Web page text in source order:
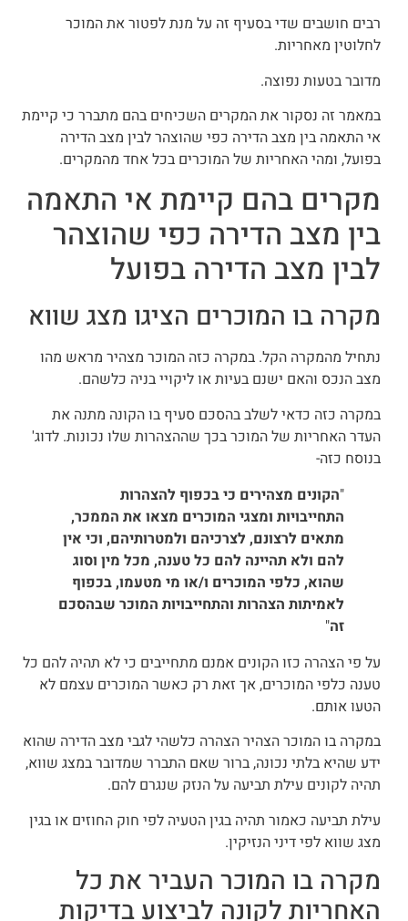
רבים חושבים שדי בסעיף זה על מנת לפטור את המוכר
לחלוטין מאחריות.
מדובר בטעות נפוצה.
במאמר זה נסקור את המקרים השכיחים בהם מתברר כי קיימת
אי התאמה בין מצב הדירה כפי שהוצהר לבין מצב הדירה
בפועל, ומהי האחריות של המוכרים בכל אחד מהמקרים.
מקרים בהם קיימת אי התאמה
בין מצב הדירה כפי שהוצהר
לבין מצב הדירה בפועל
מקרה בו המוכרים הציגו מצג שווא
נתחיל מהמקרה הקל. במקרה כזה המוכר מצהיר מראש מהו
מצב הנכס והאם ישנם בעיות או ליקויי בניה כלשהם.
במקרה כזה כדאי לשלב בהסכם סעיף בו הקונה מתנה את
העדר האחריות של המוכר בכך שההצהרות שלו נכונות. לדוג'
בנוסח כזה-
"הקונים מצהירים כיבכפוף להצהרות
התחייבויות ומצגי המוכרים מצאו את הממכר,
מתאים לרצונם, לצרכיהם ולמטרותיהם, וכי אין
להם ולא תהיינה להם כל טענה, מכל מין וסוג
שהוא, כלפי המוכרים ו/או מי מטעמו, בכפוף
לאמיתות הצהרות והתחייבויות המוכר שבהסכם
זה"
על פי הצהרה כזו הקונים אמנם מתחייבים כי לא תהיה להם כל
טענה כלפי המוכרים, אך זאת רק כאשר המוכרים עצמם לא
הטעו אותם.
במקרה בו המוכר הצהיר הצהרה כלשהי לגבי מצב הדירה שהוא
ידע שהיא בלתי נכונה, ברור שאם התברר שמדובר במצג שווא,
תהיה לקונים עילת תביעה על הנזק שנגרם להם.
עילת תביעה כאמור תהיה בגין הטעיה לפי חוק החוזים או בגין
מצג שווא לפי דיני הנזיקין.
מקרה בו המוכר העביר את כל
האחריות לקונה לביצוע בדיקות